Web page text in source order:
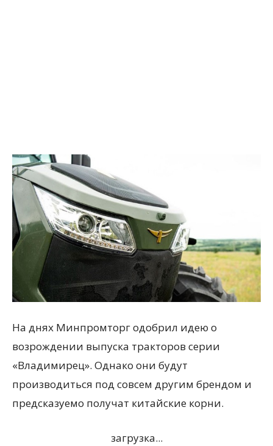
На днях Минпромторг одобрил идею о
возрождении выпуска тракторов серии
«Владимирец». Однако они будут
производиться под совсем другим брендом и
предсказуемо получат китайские корни.
загрузка...